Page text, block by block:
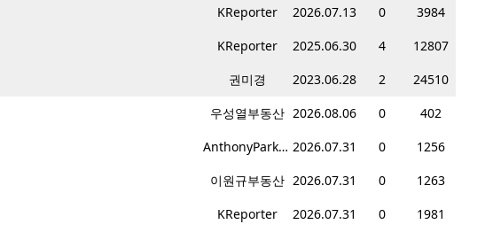
KReporter 2026.07.13 0
3984
KReporter 2025.06.30 4
12807
권미경 2023.06.28 2
24510
우성열부동산 2026.08.06 0
402
AnthonyPark부동산 2026.07.31 0
1256
이원규부동산 2026.07.31 0
1263
KReporter 2026.07.31 0
1981